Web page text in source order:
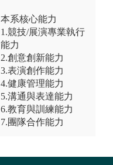
本系核心能力
1.競技/展演專業執行
能力
2.創意創新能力
3.表演創作能力
4.健康管理能力
5.溝通與表達能力
6.教育與訓練能力
7.團隊合作能力